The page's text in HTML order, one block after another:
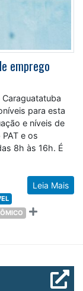
emprego
para esta
e níveis de
e os
8h às 16h. É
Leia Mais